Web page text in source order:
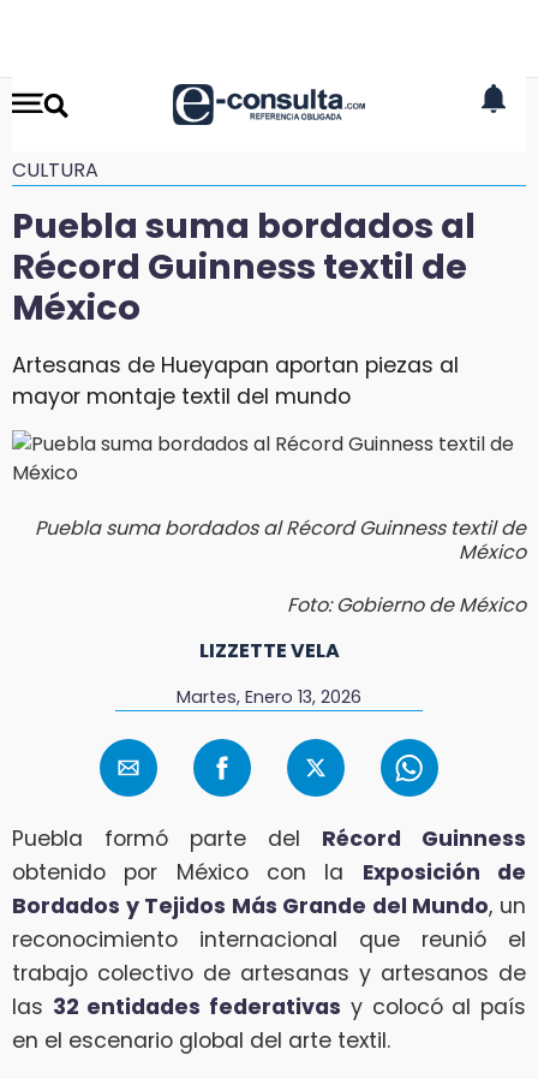
CULTURA
Puebla suma bordados al
Récord Guinness textil de
México
Artesanas de Hueyapan aportan piezas al
mayor montaje textil del mundo
Puebla suma bordados al Récord Guinness textil de
México
Foto: Gobierno de México
LIZZETTE VELA
Martes, Enero 13, 2026
Puebla formó parte del Récord Guinness
obtenido por México con la Exposición de
Bordados y Tejidos Más Grande del Mundo, un
reconocimiento internacional que reunió el
trabajo colectivo de artesanas y artesanos de
las 32 entidades federativas y colocó al país
en el escenario global del arte textil.